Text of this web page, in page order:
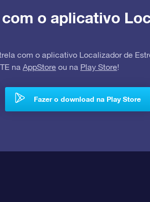
o aplicativo
com o aplicativo Localizador de
na AppStore ou na Play Store!
Fazer o download na Play Store